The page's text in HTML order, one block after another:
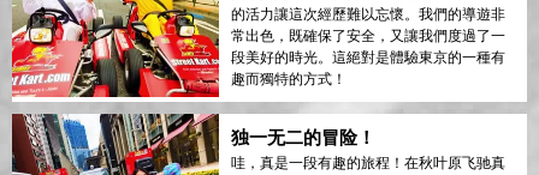
的活力讓這次經歷難以忘懷。我們的導遊非
常出色，既確保了安全，又讓我們度過了一
段美好的時光。這絕對是體驗東京的一種有
趣而獨特的方式！
独一无二的冒险！
哇，真是一段有趣的旅程！在秋叶原飞驰真